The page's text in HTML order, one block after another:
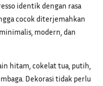
identik dengan rasa
cocok diterjemahkan
modern, dan
hitam, cokelat tua, putih,
Dekorasi tidak perlu